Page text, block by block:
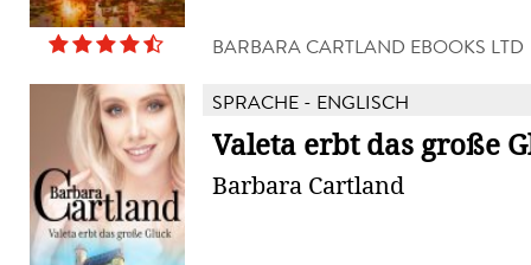
BARBARA CARTLAND EBOOKS LTD
SPRACHE - ENGLISCH
Valeta erbt das große
Barbara Cartland